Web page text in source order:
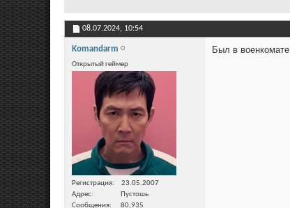
08.07.2024, 10:54
Komandarm
Открытый геймер
Регистрация
23.05.2007
Адрес
Пустошь
Сообщения
80,935
Был в военкомате